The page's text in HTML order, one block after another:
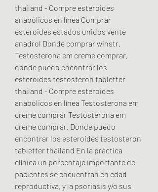
thailand - Compre esteroides
anabólicos en línea Comprar
esteroides estados unidos vente
anadrol Donde comprar winstr.
Testosterona em creme comprar,
donde puedo encontrar los
esteroides testosteron tabletter
thailand - Compre esteroides
anabólicos en línea Testosterona em
creme comprar Testosterona em
creme comprar. Donde puedo
encontrar los esteroides testosteron
tabletter thailand En la práctica
clínica un porcentaje importante de
pacientes se encuentran en edad
reproductiva, y la psoriasis y/o sus